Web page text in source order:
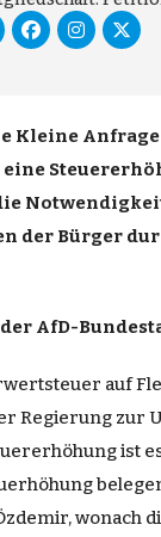
Kleine Anfrage
eine
der Bürger
der AfD-
auf
Regierung zur
ist
wonach